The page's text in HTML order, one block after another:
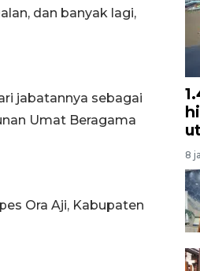
dan banyak lagi,
jabatannya sebagai
Umat Beragama
Ora Aji, Kabupaten
8